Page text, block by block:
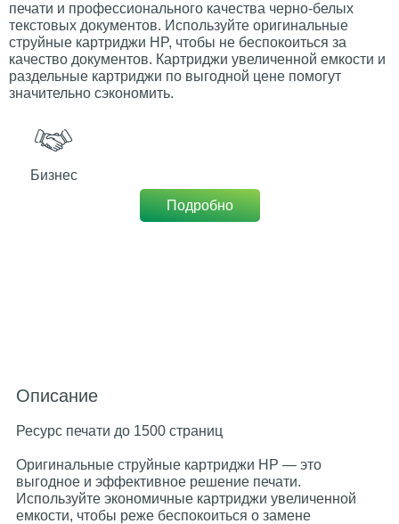
печати и профессионального качества черно-белых
текстовых документов. Используйте оригинальные
струйные картриджи HP, чтобы не беспокоиться за
качество документов. Картриджи увеличенной емкости и
раздельные картриджи по выгодной цене помогут
значительно сэкономить.
Бизнес
Подробно
Описание
Ресурс печати до 1500 страниц
Оригинальные струйные картриджи HP — это
выгодное и эффективное решение печати.
Используйте экономичные картриджи увеличенной
емкости, чтобы реже беспокоиться о замене